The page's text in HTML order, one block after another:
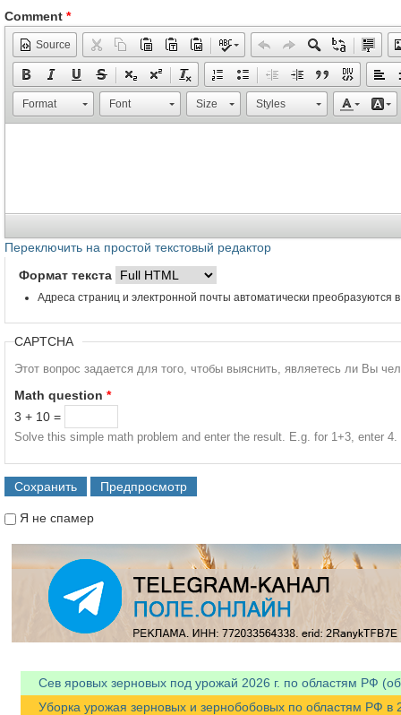
Comment *
Source
Format Font Size Styles
Переключить на простой текстовый редактор
Формат текста
Адреса страниц и электронной почты автоматически преобразуются
CAPTCHA
Этот вопрос задается для того, чтобы выяснить, являетесь ли Вы
Math question *
3 + 10 =
Solve this simple math problem and enter the result. E.g. for 1+3, enter 4.
Я не спамер
Сев яровых зерновых под урожай 2026 г. по областям РФ
Уборка урожая зерновых и зернобобовых по областям РФ в